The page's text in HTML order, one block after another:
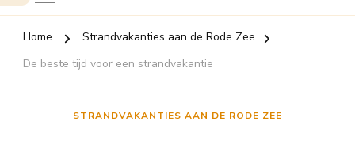
Home
Strandvakanties aan de Rode Zee
De beste tijd voor een strandvakantie
STRANDVAKANTIES AAN DE RODE ZEE